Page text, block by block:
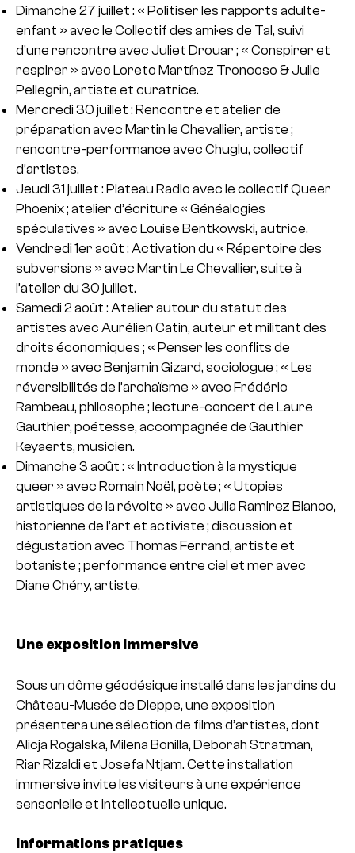
Dimanche 27 juillet : « Politiser les rapports adulte-
enfant » avec le Collectif des ami·es de Tal, suivi
d’une rencontre avec Juliet Drouar ; « Conspirer et
respirer » avec Loreto Martínez Troncoso & Julie
Pellegrin, artiste et curatrice.
Mercredi 30 juillet : Rencontre et atelier de
préparation avec Martin le Chevallier, artiste ;
rencontre-performance avec Chuglu, collectif
d’artistes.
Jeudi 31 juillet : Plateau Radio avec le collectif Queer
Phoenix ; atelier d’écriture « Généalogies
spéculatives » avec Louise Bentkowski, autrice.
Vendredi 1er août : Activation du « Répertoire des
subversions » avec Martin Le Chevallier, suite à
l’atelier du 30 juillet.
Samedi 2 août : Atelier autour du statut des
artistes avec Aurélien Catin, auteur et militant des
droits économiques ; « Penser les conflits de
monde » avec Benjamin Gizard, sociologue ; « Les
réversibilités de l’archaïsme » avec Frédéric
Rambeau, philosophe ; lecture-concert de Laure
Gauthier, poétesse, accompagnée de Gauthier
Keyaerts, musicien.
Dimanche 3 août : « Introduction à la mystique
queer » avec Romain Noël, poète ; « Utopies
artistiques de la révolte » avec Julia Ramirez Blanco,
historienne de l’art et activiste ; discussion et
dégustation avec Thomas Ferrand, artiste et
botaniste ; performance entre ciel et mer avec
Diane Chéry, artiste.
Une exposition immersive
Sous un dôme géodésique installé dans les jardins du
Château-Musée de Dieppe, une exposition
présentera une sélection de films d’artistes, dont
Alicja Rogalska, Milena Bonilla, Deborah Stratman,
Riar Rizaldi et Josefa Ntjam. Cette installation
immersive invite les visiteurs à une expérience
sensorielle et intellectuelle unique.
Informations pratiques